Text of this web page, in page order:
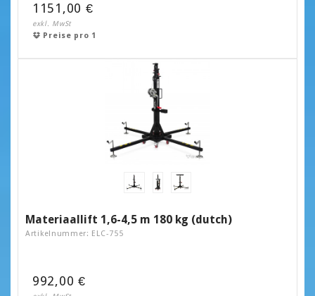
1151,00 €
exkl. MwSt
Preise pro 1
Materiaallift 1,6-4,5 m 180 kg (dutch)
Artikelnummer: ELC-755
992,00 €